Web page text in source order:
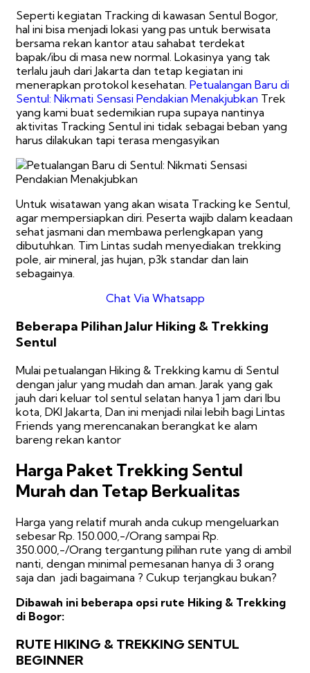
Seperti kegiatan Tracking di kawasan Sentul Bogor,
hal ini bisa menjadi lokasi yang pas untuk berwisata
bersama rekan kantor atau sahabat terdekat
bapak/ibu di masa new normal. Lokasinya yang tak
terlalu jauh dari Jakarta dan tetap kegiatan ini
menerapkan protokol kesehatan. Petualangan Baru di
Sentul: Nikmati Sensasi Pendakian Menakjubkan Trek
yang kami buat sedemikian rupa supaya nantinya
aktivitas Tracking Sentul ini tidak sebagai beban yang
harus dilakukan tapi terasa mengasyikan
Untuk wisatawan yang akan wisata Tracking ke Sentul,
agar mempersiapkan diri. Peserta wajib dalam keadaan
sehat jasmani dan membawa perlengkapan yang
dibutuhkan. Tim Lintas sudah menyediakan trekking
pole, air mineral, jas hujan, p3k standar dan lain
sebagainya.
Chat Via Whatsapp
Beberapa Pilihan Jalur Hiking & Trekking
Sentul
Mulai petualangan Hiking & Trekking kamu di Sentul
dengan jalur yang mudah dan aman. Jarak yang gak
jauh dari keluar tol sentul selatan hanya 1 jam dari Ibu
kota, DKI Jakarta, Dan ini menjadi nilai lebih bagi Lintas
Friends yang merencanakan berangkat ke alam
bareng rekan kantor
Harga Paket Trekking Sentul
Murah dan Tetap Berkualitas
Harga yang relatif murah anda cukup mengeluarkan
sebesar Rp. 150.000,-/Orang sampai Rp.
350.000,-/Orang tergantung pilihan rute yang di ambil
nanti, dengan minimal pemesanan hanya di 3 orang
saja dan jadi bagaimana ? Cukup terjangkau bukan?
Dibawah ini beberapa opsi rute Hiking & Trekking
di Bogor:
RUTE HIKING & TREKKING SENTUL
BEGINNER